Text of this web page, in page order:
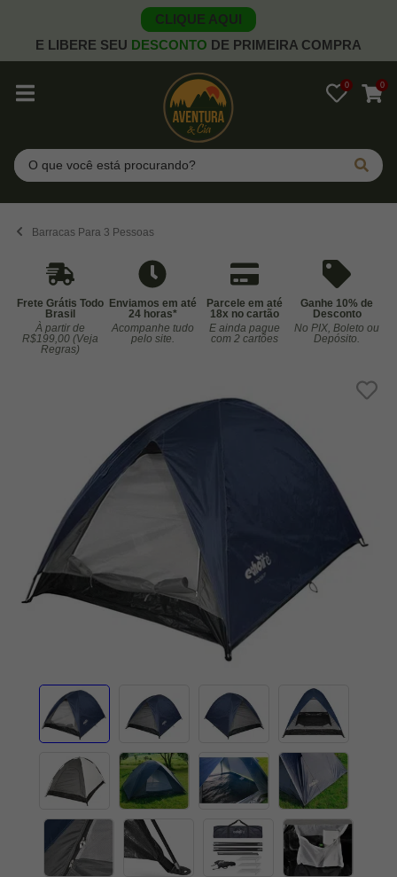
CLIQUE AQUI
E LIBERE SEU DESCONTO DE PRIMEIRA COMPRA
0 0
Pesquisar
Barracas Para 3 Pessoas
Frete Grátis Todo
Brasil
À partir de
R$199,00 (Veja
Regras)
Enviamos em até
24 horas*
Acompanhe tudo
pelo site.
Parcele em até
18x no cartão
E ainda pague
com 2 cartões
Ganhe 10% de
Desconto
No PIX, Boleto ou
Depósito.